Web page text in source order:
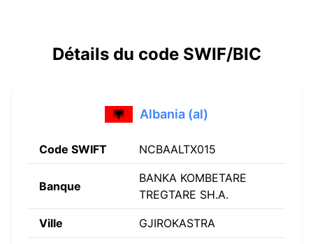
Détails du code SWIF/BIC
Albania (al)
Code SWIFT NCBAALTX015
Banque
BANKA KOMBETARE
TREGTARE SH.A.
Ville GJIROKASTRA